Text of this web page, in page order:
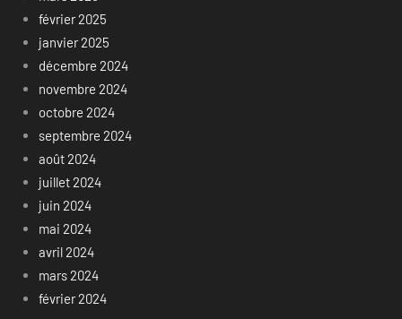
février 2025
janvier 2025
décembre 2024
novembre 2024
octobre 2024
septembre 2024
août 2024
juillet 2024
juin 2024
mai 2024
avril 2024
mars 2024
février 2024